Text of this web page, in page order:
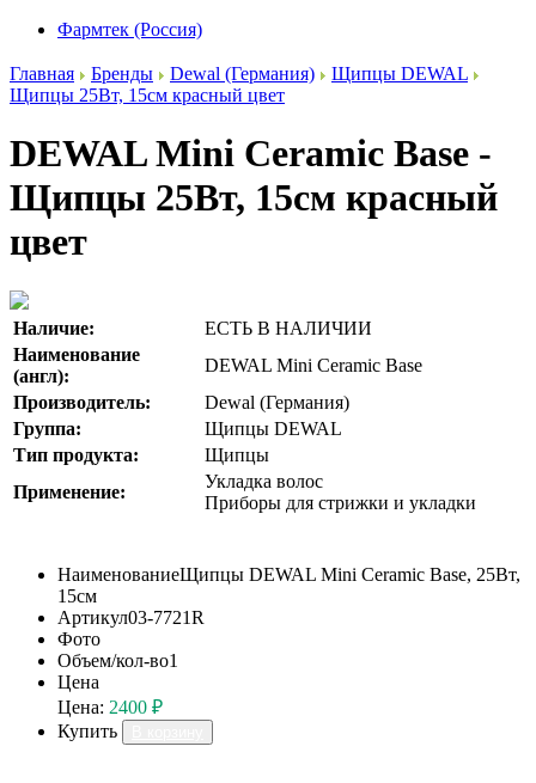
Фармтек (Россия)
Главная Бренды Dewal (Германия)
Щипцы DEWAL
Щипцы 25Вт, 15см красный цвет
DEWAL Mini Ceramic Base -
Щипцы 25Вт, 15см красный
цвет
Наличие:
ЕСТЬ В НАЛИЧИИ
Наименование
(англ):
DEWAL Mini Ceramic Base
Производитель:
Dewal (Германия)
Группа:
Щипцы DEWAL
Тип продукта:
Щипцы
Применение:
Укладка волос
Приборы для стрижки и укладки
НаименованиеЩипцы DEWAL Mini Ceramic Base, 25Вт,
15см
Артикул03-7721R
Фото
Объем/кол-во1
Цена
Цена: 2400 ₽
Купить